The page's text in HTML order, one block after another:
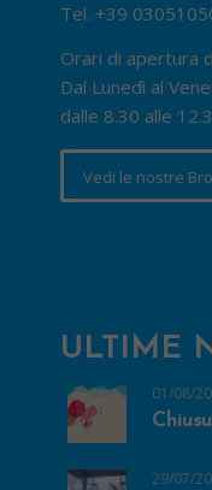
Tel. +39
Orari di apertura
Dal Lunedì al
dalle 8.30 alle
Vedi le nostre
ULTIME
01/08/
29/07/